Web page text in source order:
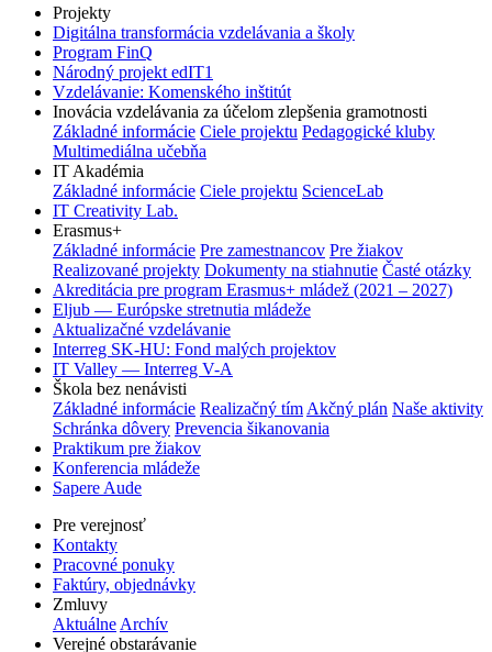
Projekty
Digitálna transformácia vzdelávania a školy
Program FinQ
Národný projekt edIT1
Vzdelávanie: Komenského inštitút
Inovácia vzdelávania za účelom zlepšenia gramotnosti
Základné informácie Ciele projektu Pedagogické kluby
Multimediálna učebňa
IT Akadémia
Základné informácie Ciele projektu ScienceLab
IT Creativity Lab.
Erasmus+
Základné informácie Pre zamestnancov Pre žiakov
Realizované projekty Dokumenty na stiahnutie Časté otázky
Akreditácia pre program Erasmus+ mládež (2021 – 2027)
Eljub — Európske stretnutia mládeže
Aktualizačné vzdelávanie
Interreg SK-HU: Fond malých projektov
IT Valley — Interreg V-A
Škola bez nenávisti
Základné informácie Realizačný tím Akčný plán Naše aktivity
Schránka dôvery Prevencia šikanovania
Praktikum pre žiakov
Konferencia mládeže
Sapere Aude
Pre verejnosť
Kontakty
Pracovné ponuky
Faktúry, objednávky
Zmluvy
Aktuálne Archív
Verejné obstarávanie